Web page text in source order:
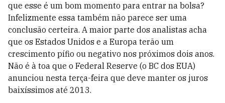
que esse é um bom momento para entrar na bolsa?
Infelizmente essa também não parece ser uma
conclusão certeira. A maior parte dos analistas acha
que os Estados Unidos e a Europa terão um
crescimento pífio ou negativo nos próximos dois anos.
Não é à toa que o Federal Reserve (o BC dos EUA)
anunciou nesta terça-feira que deve manter os juros
baixíssimos até 2013.